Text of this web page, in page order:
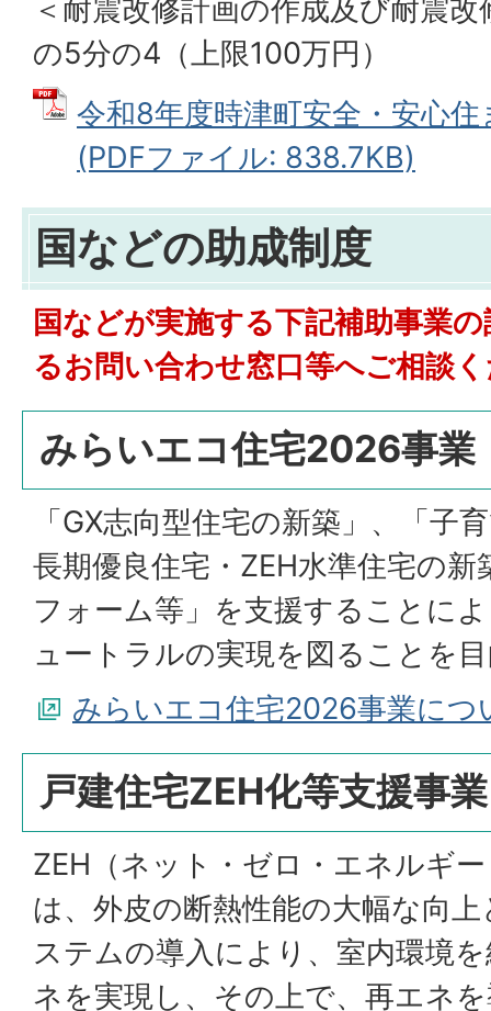
＜耐震改修計画の作成及び耐震
の5分の4（上限100万円）
令和8年度時津町安全・安心
(PDFファイル: 838.7KB)
国などの助成制度
国などが実施する下記補助事業
るお問い合わせ窓口等へご相談
みらいエコ住宅2026事業
「GX志向型住宅の新築」、「子
長期優良住宅・ZEH水準住宅の
フォーム等」を支援することに
ュートラルの実現を図ることを
みらいエコ住宅2026事業につ
戸建住宅ZEH化等支援事業
ZEH（ネット・ゼロ・エネルギ
は、外皮の断熱性能の大幅な向
ステムの導入により、室内環境
ネを実現し、その上で、再エネ